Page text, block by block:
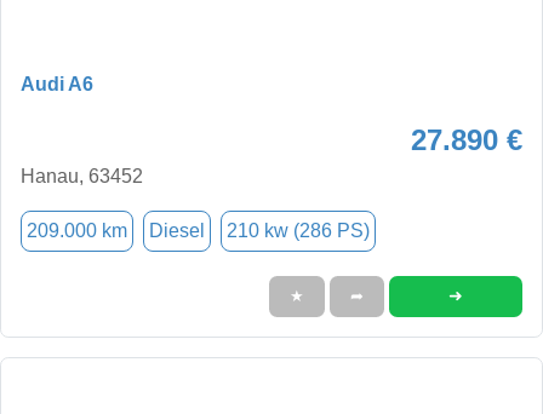
Audi A6
27.890 €
Hanau, 63452
209.000 km Diesel 210 kw (286 PS)
★ ➦ ➜